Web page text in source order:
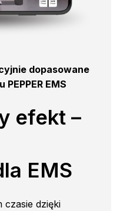
dopasowane
EMS
efekt –
EMS
czasie dzięki